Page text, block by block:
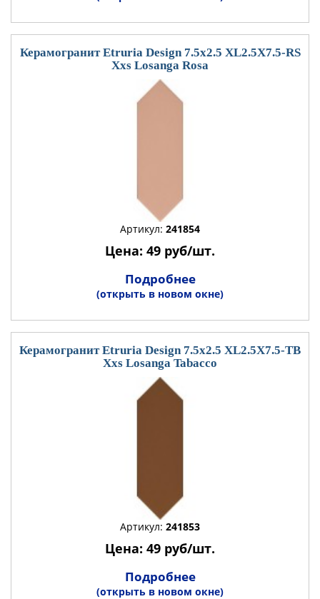
Керамогранит Etruria Design 7.5x2.5 XL2.5X7.5-RS
Xxs Losanga Rosa
Артикул: 241854
Цена: 49 руб/шт.
Подробнее
(открыть в новом окне)
Керамогранит Etruria Design 7.5x2.5 XL2.5X7.5-TB
Xxs Losanga Tabacco
Артикул: 241853
Цена: 49 руб/шт.
Подробнее
(открыть в новом окне)